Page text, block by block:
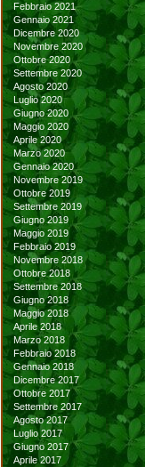
Febbraio 2021
Gennaio 2021
Dicembre 2020
Novembre 2020
Ottobre 2020
Settembre 2020
Agosto 2020
Luglio 2020
Giugno 2020
Maggio 2020
Aprile 2020
Marzo 2020
Gennaio 2020
Novembre 2019
Ottobre 2019
Settembre 2019
Giugno 2019
Maggio 2019
Febbraio 2019
Novembre 2018
Ottobre 2018
Settembre 2018
Giugno 2018
Maggio 2018
Aprile 2018
Marzo 2018
Febbraio 2018
Gennaio 2018
Dicembre 2017
Ottobre 2017
Settembre 2017
Agosto 2017
Luglio 2017
Giugno 2017
Aprile 2017